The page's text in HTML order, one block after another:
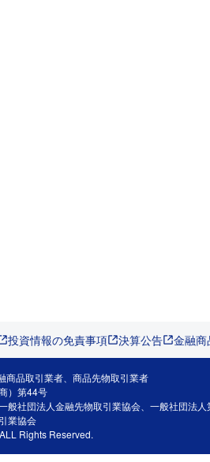
投資情報の免責事項 決算公告 金融
商品取引業者、商品先物取引業者
）第44号
般社団法人金融先物取引業協会、一般社団法
業協会
Rights Reserved.